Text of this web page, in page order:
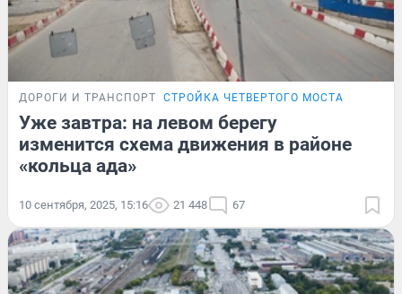
ДОРОГИ И ТРАНСПОРТ СТРОЙКА ЧЕТВЕРТОГО МОСТА
Уже завтра: на левом берегу
изменится схема движения в районе
«кольца ада»
10 сентября, 2025, 15:16 21 448 67